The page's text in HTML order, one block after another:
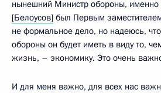
нынешний Министр обороны, именно
[Белоусов] был Первым
не формальное дело, но надеюсь,
обороны он будет иметь в виду то,
жизнь, – экономику. Это очень
И для меня важно, для всех нас